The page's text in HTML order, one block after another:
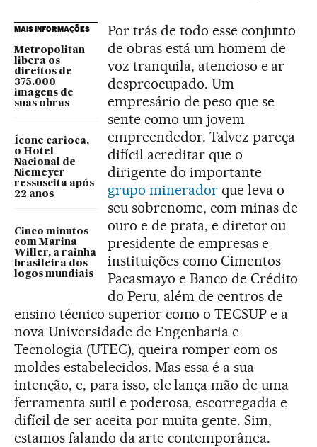
MAIS INFORMAÇÕES
Metropolitan
libera os
direitos de
375.000
imagens de
suas obras
Ícone carioca,
o Hotel
Nacional de
Niemeyer
ressuscita após
22 anos
Cinco minutos
com Marina
Willer, a rainha
brasileira dos
logos mundiais
Por trás de todo esse conjunto
de obras está um homem de
voz tranquila, atencioso e ar
despreocupado. Um
empresário de peso que se
sente como um jovem
empreendedor. Talvez pareça
difícil acreditar que o
dirigente do importante
grupo mineradorque leva o
seu sobrenome, com minas de
ouro e de prata, e diretor ou
presidente de empresas e
instituições como Cimentos
Pacasmayo e Banco de Crédito
do Peru, além de centros de
ensino técnico superior como o TECSUP e a
nova Universidade de Engenharia e
Tecnologia (UTEC), queira romper com os
moldes estabelecidos. Mas essa é a sua
intenção, e, para isso, ele lança mão de uma
ferramenta sutil e poderosa, escorregadia e
difícil de ser aceita por muita gente. Sim,
estamos falando da arte contemporânea.